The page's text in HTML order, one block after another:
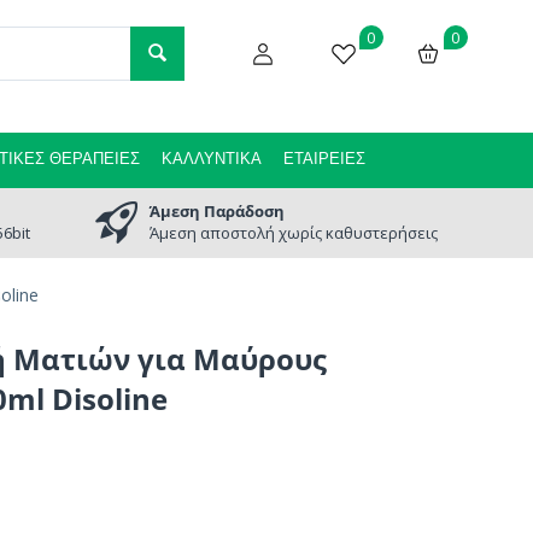
0
0
ΘΕΡΑΠΕΊΕΣ ΚΑΛΛΥΝΤΙΚΆ ΕΤΑΙΡΕΊΕΣ
Άμεση Παράδοση
Άμεση αποστολή χωρίς καθυστερήσεις
Ματιών για Μαύρους
Disoline